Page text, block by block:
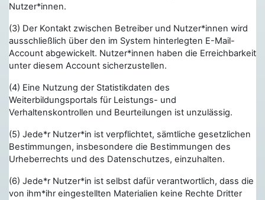
Nutzer*innen.
(3) Der Kontakt zwischen Betreiber und Nutzer*innen wird
ausschließlich über den im System hinterlegten E-Mail-
Account abgewickelt. Nutzer*innen haben die Erreichbarkeit
unter diesem Account sicherzustellen.
(4) Eine Nutzung der Statistikdaten des
Weiterbildungsportals für Leistungs- und
Verhaltenskontrollen und Beurteilungen ist unzulässig.
(5) Jede*r Nutzer*in ist verpflichtet, sämtliche gesetzlichen
Bestimmungen, insbesondere die Bestimmungen des
Urheberrechts und des Datenschutzes, einzuhalten.
(6) Jede*r Nutzer*in ist selbst dafür verantwortlich, dass die
von ihm*ihr eingestellten Materialien keine Rechte Dritter